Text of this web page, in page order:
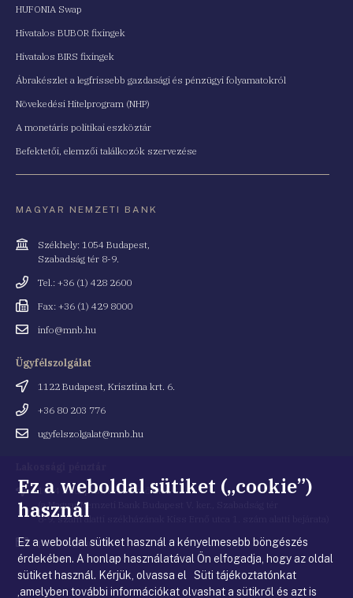
HUFONIA Swap
Hivatalos BUBOR fixingek
Hivatalos BIRS fixingek
Ábrakészlet a legfrissebb gazdasági és pénzügyi folyamatokról
Növekedési Hitelprogram (NHP)
A monetáris politikai eszköztár
Befektetői, elemzői találkozók szervezése
MAGYAR NEMZETI BANK
Cím
Székhely: 1054 Budapest,
Szabadság tér 8-9.
Telefonszám
Tel.: +36 (1) 428 2600
Fax
Fax: +36 (1) 429 8000
Emailinfo@mnb.hu
Ügyfélszolgálat
Cím
1122 Budapest, Krisztina krt. 6.
Telefonszám
+36 80 203 776
Emailugyfelszolgalat@mnb.hu
Cím 1054 Budapest, Kiss Ernő utca 1.
(a Magyar Nemzeti Bank Budapest V. ker., Szabadság tér
8-9. szám alatti székházának Kiss Ernő utca 1. szám alatti bejárata)
Email
cím
penztar@mnb.hu
Ez a weboldal sütiket („cookie”)
használ
Ez a weboldal sütiket használ a kényelmesebb böngészés
érdekében. A honlap használatával Ön elfogadja, hogy az oldal
sütiket használ. Kérjük, olvassa el Süti tájékoztatónkat
,amelyben további információkat olvashat a sütikről és azt is